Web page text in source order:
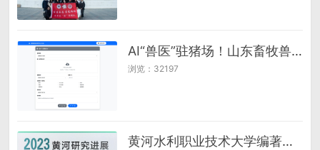
AI“兽医”驻猪场！山东畜牧兽医职业学院“畜安智诊”团队研发高效、精准、经济的疾病智能诊疗系统
浏览：32197
黄河水利职业技术大学编著出版《2023黄河研究进展》